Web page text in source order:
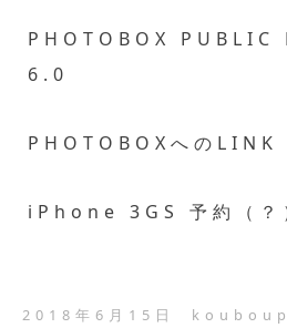
PHOTOBOX PUBLIC
6.0
PHOTOBOXへのLINK
iPhone 3GS 予約（？
2018年6月15日